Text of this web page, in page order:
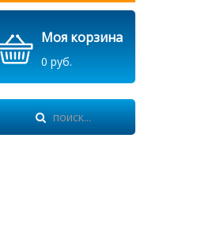
Моя корзина
0 руб.